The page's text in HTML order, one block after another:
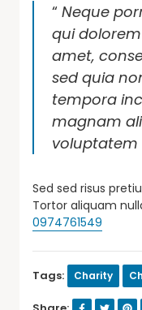
“ Neque
qui
amet,
sed quia
tempora
magnam
voluptatem
Sed sed risus
Tortor aliquam
0974761549
Tags: Charity